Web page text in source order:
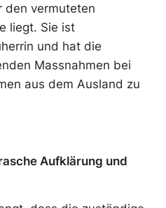
den vermuteten
liegt. Sie ist
und hat die
Massnahmen bei
aus dem Ausland zu
Aufklärung und